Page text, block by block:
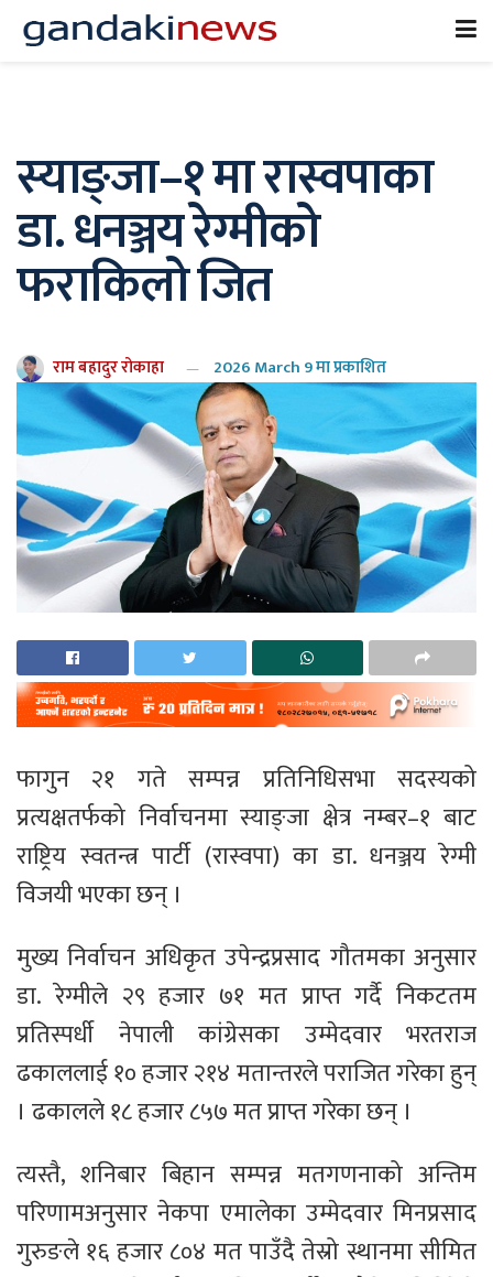
स्याङ्जा–१ मा रास्वपाका
डा. धनञ्जय रेग्मीको
फराकिलो जित
राम बहादुर रोकाहा 2026 March 9 मा प्रकाशित
फागुन २१ गते सम्पन्न प्रतिनिधिसभा सदस्यको
प्रत्यक्षतर्फको निर्वाचनमा स्याङ्जा क्षेत्र नम्बर–१ बाट
राष्ट्रिय स्वतन्त्र पार्टी (रास्वपा) का डा. धनञ्जय रेग्मी
विजयी भएका छन् ।
मुख्य निर्वाचन अधिकृत उपेन्द्रप्रसाद गौतमका अनुसार
डा. रेग्मीले २९ हजार ७१ मत प्राप्त गर्दै निकटतम
प्रतिस्पर्धी नेपाली कांग्रेसका उम्मेदवार भरतराज
ढकाललाई १० हजार २१४ मतान्तरले पराजित गरेका हुन्
। ढकालले १८ हजार ८५७ मत प्राप्त गरेका छन् ।
त्यस्तै, शनिबार बिहान सम्पन्न मतगणनाको अन्तिम
परिणामअनुसार नेकपा एमालेका उम्मेदवार मिनप्रसाद
गुरुङले १६ हजार ८०४ मत पाउँदै तेस्रो स्थानमा सीमित